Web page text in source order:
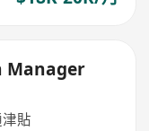
Manager
貼